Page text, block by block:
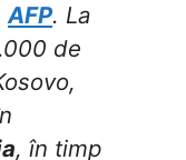
AFP. La
de
, în timp